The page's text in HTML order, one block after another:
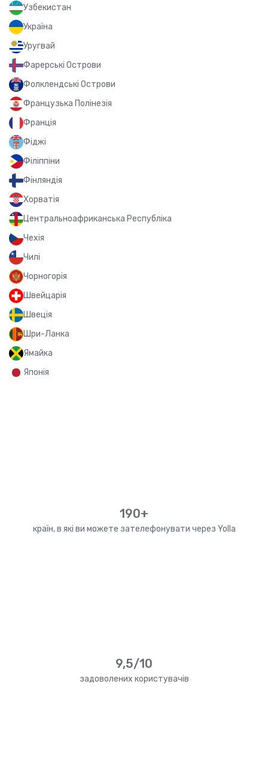
Узбекистан
Україна
Уругвай
Фарерські Острови
Фолклендські Острови
Французька Полінезія
Франція
Фіджі
Філіппіни
Фінляндія
Хорватія
Центральноафриканська Республіка
Чехія
Чилі
Чорногорія
Швейцарія
Швеція
Шри-Ланка
Ямайка
Японія
190+
країн, в які ви можете зателефонувати через Yolla
9,5/10
задоволених користувачів